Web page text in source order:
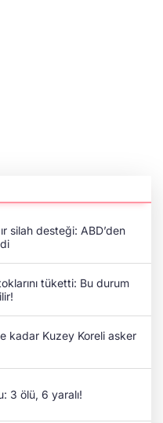
silah desteği: ABD’den
tüketti: Bu durum
kadar Kuzey Koreli asker
3 ölü, 6 yaralı!